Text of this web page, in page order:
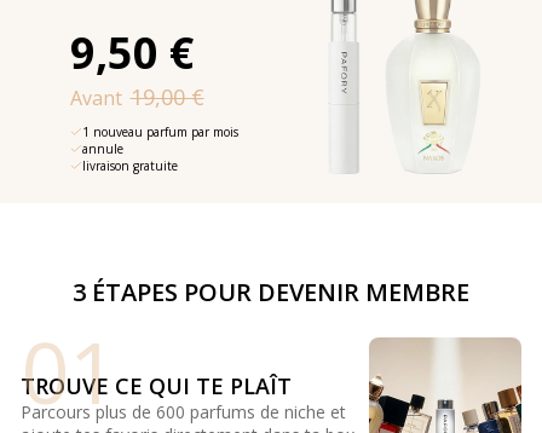
9,50 €
Avant 19,00 €
1 nouveau parfum par mois
annule
livraison gratuite
3 ÉTAPES POUR DEVENIR MEMBRE
01
TROUVE CE QUI TE PLAÎT
Parcours plus de 600 parfums de niche et